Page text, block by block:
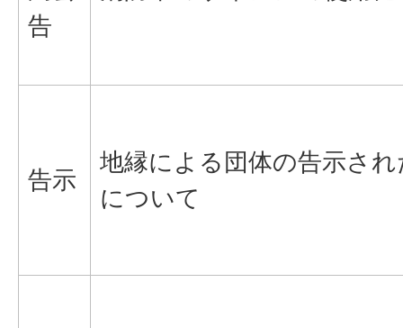
告
告示
地縁による団体の告示さ
について